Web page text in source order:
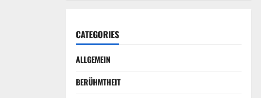
CATEGORIES
ALLGEMEIN
BERÜHMTHEIT